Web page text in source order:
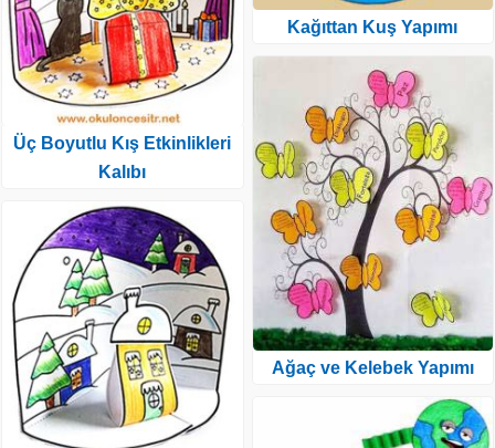
Üç Boyutlu Kış Etkinlikleri
Kalıbı
Kağıttan Kuş Yapımı
Ağaç ve Kelebek Yapımı